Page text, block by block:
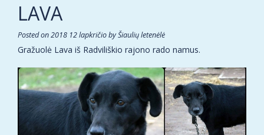
LAVA
Posted on2018 12 lapkričiobyŠiaulių letenėlė
Gražuolė Lava iš Radviliškio rajono rado namus.